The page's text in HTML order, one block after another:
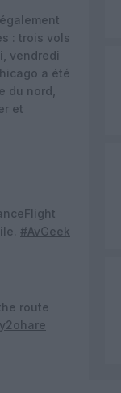
: trois vols
vendredi
a été
du nord,
et
#AvGeek
route